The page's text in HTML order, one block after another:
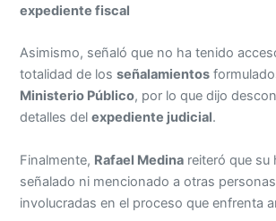
expediente fiscal
Asimismo, señaló que no ha tenido
totalidad de losseñalamientos
Ministerio Público, por lo que dijo
detalles delexpediente judicial.
Finalmente, Rafael Medina reiteró que su
señalado ni mencionado a otras
involucradas en el proceso que enfrenta